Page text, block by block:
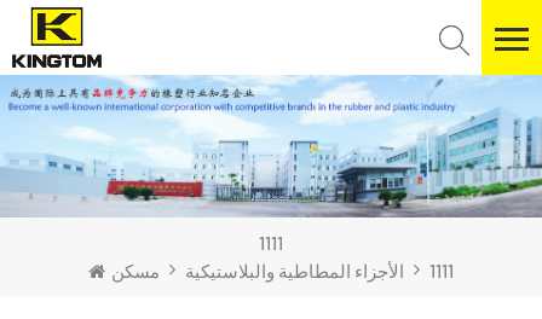
1111
مسكن
الأجزاء المطاطية والبلاستيكية 1111